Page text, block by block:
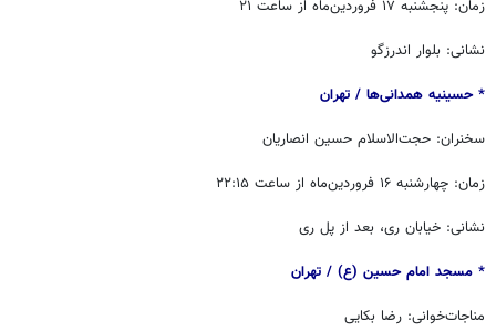
زمان: پنجشنبه ۱۷ فروردین‌ماه از ساعت ۲۱
نشانی: بلوار اندرزگو
* حسینیه همدانی‌ها / ‏‬تهران
سخنران: حجت‌الاسلام حسین انصاریان
زمان: چهارشنبه ۱۶ فروردین‌ماه از ساعت ۲۲:۱۵
نشانی: خیابان ری، بعد از پل ری
* مسجد امام حسین (ع) / ‏‬تهران
مناجات‌خوانی: رضا بکایی